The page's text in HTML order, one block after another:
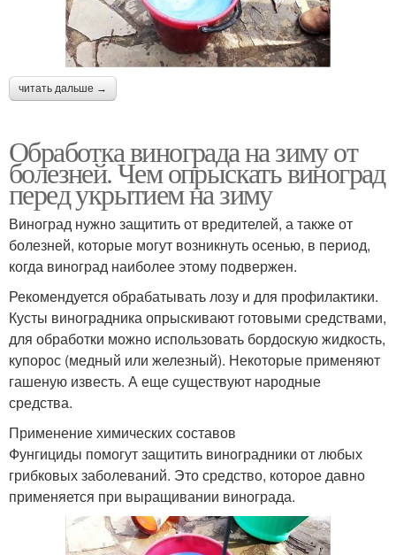
читать дальше →
Обработка винограда на зиму от
болезней. Чем опрыскать виноград
перед укрытием на зиму
Виноград нужно защитить от вредителей, а также от
болезней, которые могут возникнуть осенью, в период,
когда виноград наиболее этому подвержен.
Рекомендуется обрабатывать лозу и для профилактики.
Кусты виноградника опрыскивают готовыми средствами,
для обработки можно использовать бордоскую жидкость,
купорос (медный или железный). Некоторые применяют
гашеную известь. А еще существуют народные
средства.
Применение химических составов
Фунгициды помогут защитить виноградники от любых
грибковых заболеваний. Это средство, которое давно
применяется при выращивании винограда.